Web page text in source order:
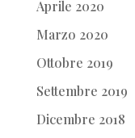
Aprile 2020
Marzo 2020
Ottobre 2019
Settembre 2019
Dicembre 2018